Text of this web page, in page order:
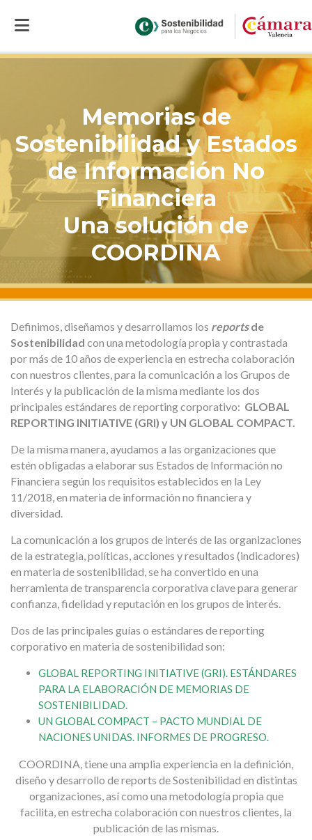
Estrategia y gestión
sostenible
Memorias de Sostenibilidad y Estados de Información No
Memorias de
Sostenibilidad y Estados
de Información No
Financiera
Una solución de
COORDINA
Definimos, diseñamos y desarrollamos los reportsde
Sostenibilidad con una metodología propia y contrastada
por más de 10 años de experiencia en estrecha colaboración
con nuestros clientes, para la comunicación a los Grupos de
Interés y la publicación de la misma mediante los dos
principales estándares de reporting corporativo: GLOBAL
REPORTING INITIATIVE (GRI) y UN GLOBAL COMPACT.
De la misma manera, ayudamos a las organizaciones que
estén obligadas a elaborar sus Estados de Información no
Financiera según los requisitos establecidos en la Ley
11/2018, en materia de información no financiera y
diversidad.
La comunicación a los grupos de interés de las organizaciones
de la estrategia, políticas, acciones y resultados (indicadores)
en materia de sostenibilidad, se ha convertido en una
herramienta de transparencia corporativa clave para generar
confianza, fidelidad y reputación en los grupos de interés.
Dos de las principales guías o estándares de reporting
corporativo en materia de sostenibilidad son:
GLOBAL REPORTING INITIATIVE (GRI). ESTÁNDARES
PARA LA ELABORACIÓN DE MEMORIAS DE
SOSTENIBILIDAD.
UN GLOBAL COMPACT – PACTO MUNDIAL DE
NACIONES UNIDAS. INFORMES DE PROGRESO.
COORDINA, tiene una amplia experiencia en la definición,
diseño y desarrollo de reports de Sostenibilidad en distintas
organizaciones, así como una metodología propia que
facilita, en estrecha colaboración con nuestros clientes, la
publicación de las mismas.